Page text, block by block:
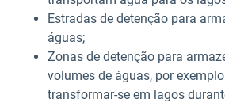
Estradas de detenção para
águas;
Zonas de detenção para
volumes de águas, por
transformar-se em lagos